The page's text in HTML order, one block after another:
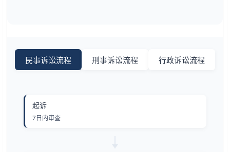
民事诉讼流程 刑事诉讼流程 行政诉讼流程
起诉
7日内审查